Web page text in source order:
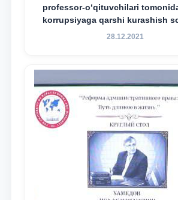
professor-o‘qituvchilari
korrupsiyaga qarshi kurashish
amalga oshirilayotgan islohotlar
maqsadida xorijiy va mahalliy
nashrlarda chop etilgan
dayjesti
28.12.2021